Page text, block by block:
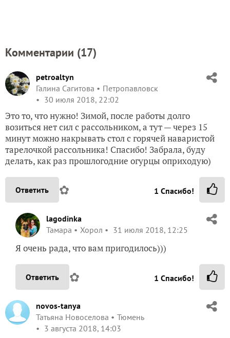
Комментарии (17)
petroaltyn
Галина Сагитова
Петропавловск
30 июля 2018, 22:02
Это то, что нужно! Зимой, после работы долго
возиться нет сил с рассольником, а тут — через 15
минут можно накрывать стол с горячей наваристой
тарелочкой рассольника! Спасибо! Забрала, буду
делать, как раз прошлогодние огурцы оприходую)
Ответить ✿ 1 Спасибо!
lagodinka
Тамара
Хорол 31 июля 2018, 12:25
Я очень рада, что вам пригодилось)))
Ответить ✿ 1 Спасибо!
novos-tanya
Татьяна Новоселова
Тюмень
3 августа 2018, 14:03